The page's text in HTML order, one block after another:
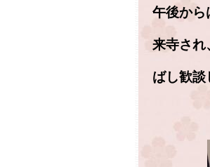
午後から
来寺され
ばし歓談